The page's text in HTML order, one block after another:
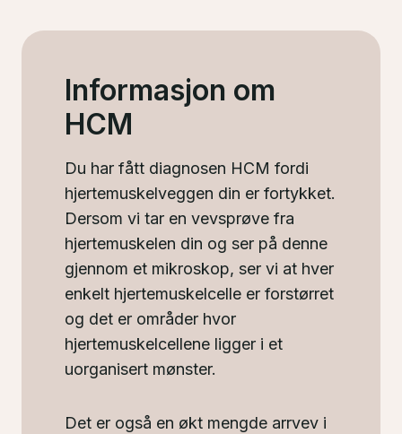
Informasjon om
HCM
Du har fått diagnosen HCM fordi
hjertemuskelveggen din er fortykket.
Dersom vi tar en vevsprøve fra
hjertemuskelen din og ser på denne
gjennom et mikroskop, ser vi at hver
enkelt hjertemuskelcelle er forstørret
og det er områder hvor
hjertemuskelcellene ligger i et
uorganisert mønster.
Det er også en økt mengde arrvev i